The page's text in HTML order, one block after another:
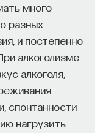
много
разных
и постепенно
алкоголизме
алкоголя,
спонтанности
нагрузить